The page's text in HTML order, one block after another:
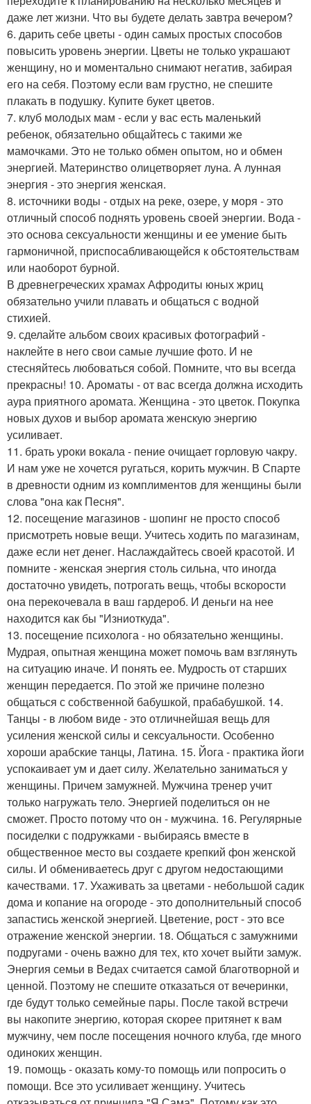
даже лет жизни. Что вы будете делать завтра вечером?
6. дарить себе цветы - один самых простых способов
повысить уровень энергии. Цветы не только украшают
женщину, но и моментально снимают негатив, забирая
его на себя. Поэтому если вам грустно, не спешите
плакать в подушку. Купите букет цветов.
7. клуб молодых мам - если у вас есть маленький
ребенок, обязательно общайтесь с такими же
мамочками. Это не только обмен опытом, но и обмен
энергией. Материнство олицетворяет луна. А лунная
энергия - это энергия женская.
8. источники воды - отдых на реке, озере, у моря - это
отличный способ поднять уровень своей энергии. Вода -
это основа сексуальности женщины и ее умение быть
гармоничной, приспосабливающейся к обстоятельствам
или наоборот бурной.
В древнегреческих храмах Афродиты юных жриц
обязательно учили плавать и общаться с водной
стихией.
9. сделайте альбом своих красивых фотографий -
наклейте в него свои самые лучшие фото. И не
стесняйтесь любоваться собой. Помните, что вы всегда
прекрасны! 10. Ароматы - от вас всегда должна исходить
аура приятного аромата. Женщина - это цветок. Покупка
новых духов и выбор аромата женскую энергию
усиливает.
11. брать уроки вокала - пение очищает горловую чакру.
И нам уже не хочется ругаться, корить мужчин. В Спарте
в древности одним из комплиментов для женщины были
слова "она как Песня".
12. посещение магазинов - шопинг не просто способ
присмотреть новые вещи. Учитесь ходить по магазинам,
даже если нет денег. Наслаждайтесь своей красотой. И
помните - женская энергия столь сильна, что иногда
достаточно увидеть, потрогать вещь, чтобы вскорости
она перекочевала в ваш гардероб. И деньги на нее
находится как бы "Изниоткуда".
13. посещение психолога - но обязательно женщины.
Мудрая, опытная женщина может помочь вам взглянуть
на ситуацию иначе. И понять ее. Мудрость от старших
женщин передается. По этой же причине полезно
общаться с собственной бабушкой, прабабушкой. 14.
Танцы - в любом виде - это отличнейшая вещь для
усиления женской силы и сексуальности. Особенно
хороши арабские танцы, Латина. 15. Йога - практика йоги
успокаивает ум и дает силу. Желательно заниматься у
женщины. Причем замужней. Мужчина тренер учит
только нагружать тело. Энергией поделиться он не
сможет. Просто потому что он - мужчина. 16. Регулярные
посиделки с подружками - выбираясь вместе в
общественное место вы создаете крепкий фон женской
силы. И обмениваетесь друг с другом недостающими
качествами. 17. Ухаживать за цветами - небольшой садик
дома и копание на огороде - это дополнительный способ
запастись женской энергией. Цветение, рост - это все
отражение женской энергии. 18. Общаться с замужними
подругами - очень важно для тех, кто хочет выйти замуж.
Энергия семьи в Ведах считается самой благотворной и
ценной. Поэтому не спешите отказаться от вечеринки,
где будут только семейные пары. После такой встречи
вы накопите энергию, которая скорее притянет к вам
мужчину, чем после посещения ночного клуба, где много
одиноких женщин.
19. помощь - оказать кому-то помощь или попросить о
помощи. Все это усиливает женщину. Учитесь